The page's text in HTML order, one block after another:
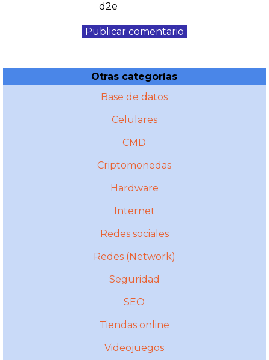
d2e
Otras categorías
Base de datos
Celulares
CMD
Criptomonedas
Hardware
Internet
Redes sociales
Redes (Network)
Seguridad
SEO
Tiendas online
Videojuegos